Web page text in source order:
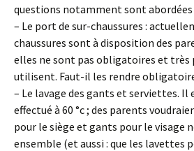
questions notamment sont abordées
– Le port de sur-chaussures :
chaussures sont à disposition des
elles ne sont pas obligatoires et très
utilisent. Faut-il les rendre
– Le lavage des gants et serviettes.
effectué à 60 °c ; des parents
pour le siège et gants pour le visage
ensemble (et aussi : que les lavettes